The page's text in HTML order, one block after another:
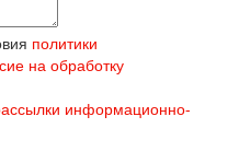
политики
на обработку
информационно-